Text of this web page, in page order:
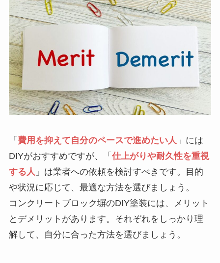
「 費用を抑えて自分のペースで進めたい人 」には
DIYがおすすめですが、「 仕上がりや耐久性を重視
する人 」は業者への依頼を検討すべきです。目的
や状況に応じて、最適な方法を選びましょう。
コンクリートブロック塀のDIY塗装には、メリット
とデメリットがあります。それぞれをしっかり理
解して、自分に合った方法を選びましょう。